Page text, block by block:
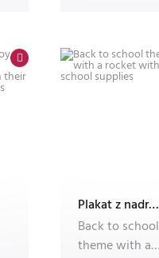
school
Plakat z nadrukiem Dec'n'Roll
Back to school
theme with a